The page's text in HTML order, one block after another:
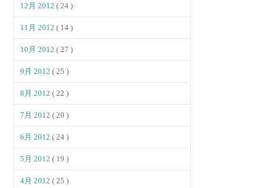
12月 2012( 24 )
11月 2012( 14 )
10月 2012( 27 )
9月 2012( 25 )
8月 2012( 22 )
7月 2012( 20 )
6月 2012( 24 )
5月 2012( 19 )
4月 2012( 25 )